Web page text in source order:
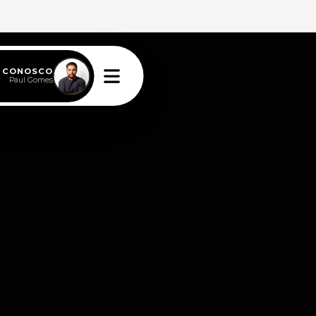
CONOSCO
Paul Gomes